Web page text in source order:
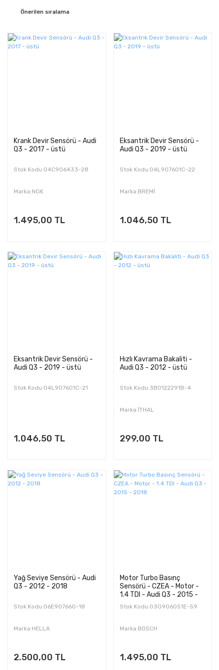
Krank Devir Sensörü - Audi
Q3 - 2017 - üstü
Stok Kodu:04C906433-28
Marka:NGK
1.495,00 TL
Eksantrik Devir Sensörü -
Audi Q3 - 2019 - üstü
Stok Kodu:04L907601C-22
Marka:BREMİ
1.046,50 TL
Eksantrik Devir Sensörü -
Audi Q3 - 2019 - üstü
Stok Kodu:04L907601C-21
1.046,50 TL
Hızlı Kavrama Bakaliti -
Audi Q3 - 2012 - üstü
Stok Kodu:3B0122291B-4
Marka:İTHAL
299,00 TL
Yağ Seviye Sensörü - Audi
Q3 - 2012 - 2018
Stok Kodu:06E907660-18
Marka:HELLA
2.500,00 TL
Motor Turbo Basınç
Sensörü - CZEA - Motor -
1.4 TDI - Audi Q3 - 2015 -
2018
Stok Kodu:03G906051E-59
Marka:BOSCH
1.495,00 TL